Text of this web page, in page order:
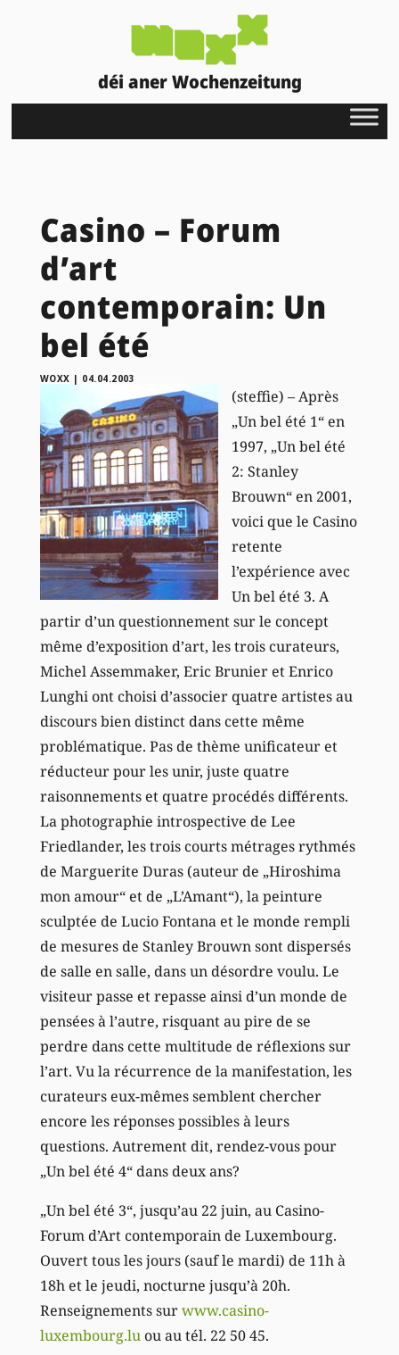
déi aner Wochenzeitung
Casino – Forum
d’art
contemporain: Un
bel été
WOXX | 04.04.2003
(steffie) – Après
„Un bel été 1“ en
1997, „Un bel été
2: Stanley
Brouwn“ en 2001,
voici que le Casino
retente
l’expérience avec
Un bel été 3. A
partir d’un questionnement sur le concept
même d’exposition d’art, les trois curateurs,
Michel Assemmaker, Eric Brunier et Enrico
Lunghi ont choisi d’associer quatre artistes au
discours bien distinct dans cette même
problématique. Pas de thème unificateur et
réducteur pour les unir, juste quatre
raisonnements et quatre procédés différents.
La photographie introspective de Lee
Friedlander, les trois courts métrages rythmés
de Marguerite Duras (auteur de „Hiroshima
mon amour“ et de „L’Amant“), la peinture
sculptée de Lucio Fontana et le monde rempli
de mesures de Stanley Brouwn sont dispersés
de salle en salle, dans un désordre voulu. Le
visiteur passe et repasse ainsi d’un monde de
pensées à l’autre, risquant au pire de se
perdre dans cette multitude de réflexions sur
l’art. Vu la récurrence de la manifestation, les
curateurs eux-mêmes semblent chercher
encore les réponses possibles à leurs
questions. Autrement dit, rendez-vous pour
„Un bel été 4“ dans deux ans?
„Un bel été 3“, jusqu’au 22 juin, au Casino-
Forum d’Art contemporain de Luxembourg.
Ouvert tous les jours (sauf le mardi) de 11h à
18h et le jeudi, nocturne jusqu’à 20h.
Renseignements surwww.casino-
luxembourg.luou au tél. 22 50 45.